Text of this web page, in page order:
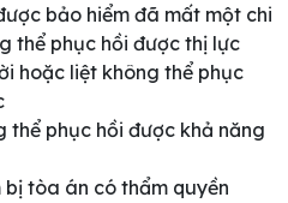
bảo hiểm đã mất một chi
thể phục hồi được thị lực
hoặc liệt không thể phục
thể phục hồi được khả năng
tòa án có thẩm quyền